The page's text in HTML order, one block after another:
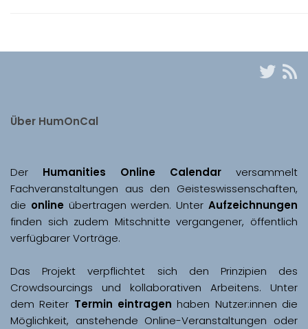
Über HumOnCal
Der Humanities Online Calendar versammelt
Fachveranstaltungen aus den Geisteswissenschaften,
die online übertragen werden. Unter Aufzeichnungen
finden sich zudem Mitschnitte vergangener, öffentlich
Das Projekt verpflichtet sich den Prinzipien des
Crowdsourcings und kollaborativen Arbeitens. Unter
dem Reiter Termin eintragen haben Nutzer:innen die
Möglichkeit, anstehende Online-Veranstaltungen oder